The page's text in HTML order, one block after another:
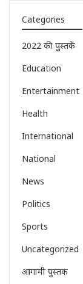
Categories
2022 की पुुस्तकें
Education
Entertainment
Health
International
National
News
Politics
Sports
Uncategorized
आगामी पुस्तक